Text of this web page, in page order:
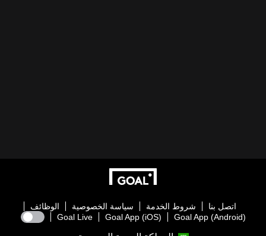
اتصل بنا شروط الخدمة سياسة الخصوصية
الوظائف
Goal App (Android)
Goal App (iOS)
Goal Live